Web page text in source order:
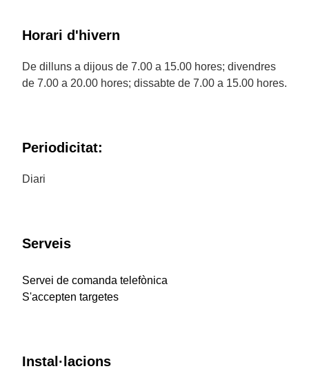
Horari d'hivern
De dilluns a dijous de 7.00 a 15.00 hores; divendres
de 7.00 a 20.00 hores; dissabte de 7.00 a 15.00 hores.
Periodicitat:
Diari
Serveis
Servei de comanda telefònica
S'accepten targetes
Instal·lacions